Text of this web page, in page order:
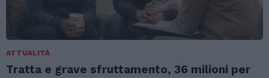
ATTUALITÀ
Tratta e grave sfruttamento, 36 milioni per